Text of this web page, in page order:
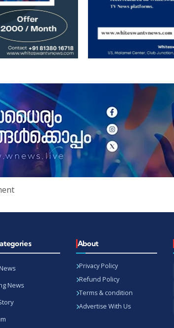
News
About
Privacy Policy
Refund Policy
Terms & condition
Advertise With Us